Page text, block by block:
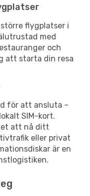
flygplatser i
med
och
att starta din resa
för att ansluta –
SIM-kort.
att nå ditt
eller privat
är en